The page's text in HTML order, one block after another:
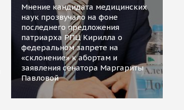
Мнение кандидата медицинских
наук прозвучало на фоне
последнего предложения
патриарха РПЦ Кирилла о
федеральном запрете на
«склонение» к абортам и
заявления сенатора Маргариты
Павловой